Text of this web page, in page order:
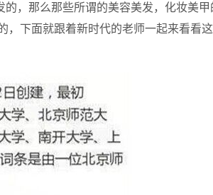
，那么那些所谓的美容美发，化妆美甲
，下面就跟着新时代的老师一起来看看